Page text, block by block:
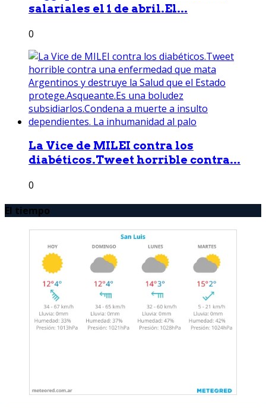
salariales el 1 de abril.El...
0
La Vice de MILEI contra los
diabéticos.Tweet horrible contra...
0
El tiempo